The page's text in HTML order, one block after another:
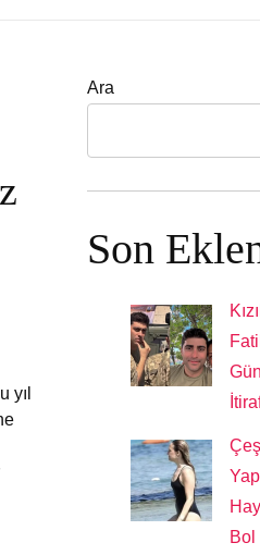
yıl
Ara
Son
Bol